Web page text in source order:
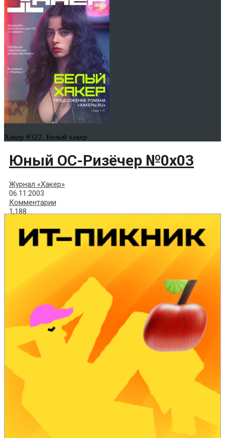
Хакер #322. Белый хакер
Юный ОС-Ризёчер №0x03
Журнал «Хакер»
06.11.2003
Комментарии
1,188